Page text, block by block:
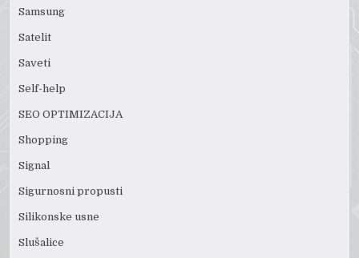
Samsung
Satelit
Saveti
Self-help
SEO OPTIMIZACIJA
Shopping
Signal
Sigurnosni propusti
Silikonske usne
Slušalice